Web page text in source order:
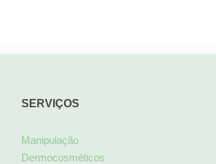
SERVIÇOS
Manipulação
Dermocosméticos